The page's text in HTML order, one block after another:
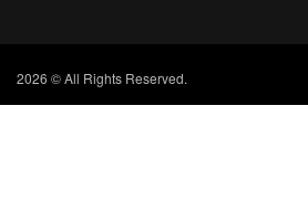
2026 © All Rights Reserved.